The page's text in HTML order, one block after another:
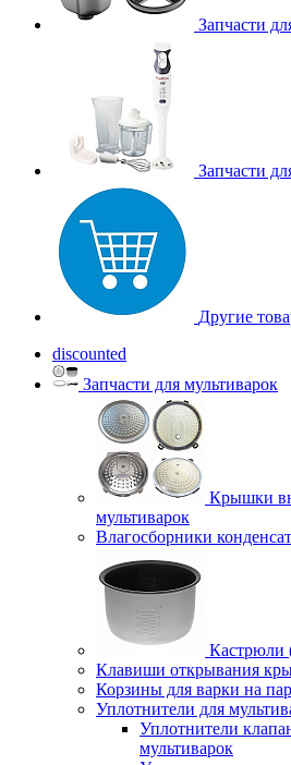
Запчасти
Запчасти
Другие
discounted
Запчасти для мультиварок
Крышки
мультиварок
Влагосборники
Кастрюли
Клавиши открывания
Корзины для варки на
Уплотнители для
Уплотнители
мультиварок